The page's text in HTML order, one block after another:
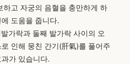
하고 자궁의 음혈을 충만하게 하
도움을 줍니다.
가락과 둘째 발가락 사이의 오
인해 뭉친 간기(肝氣)를 풀어주
가 있습니다.